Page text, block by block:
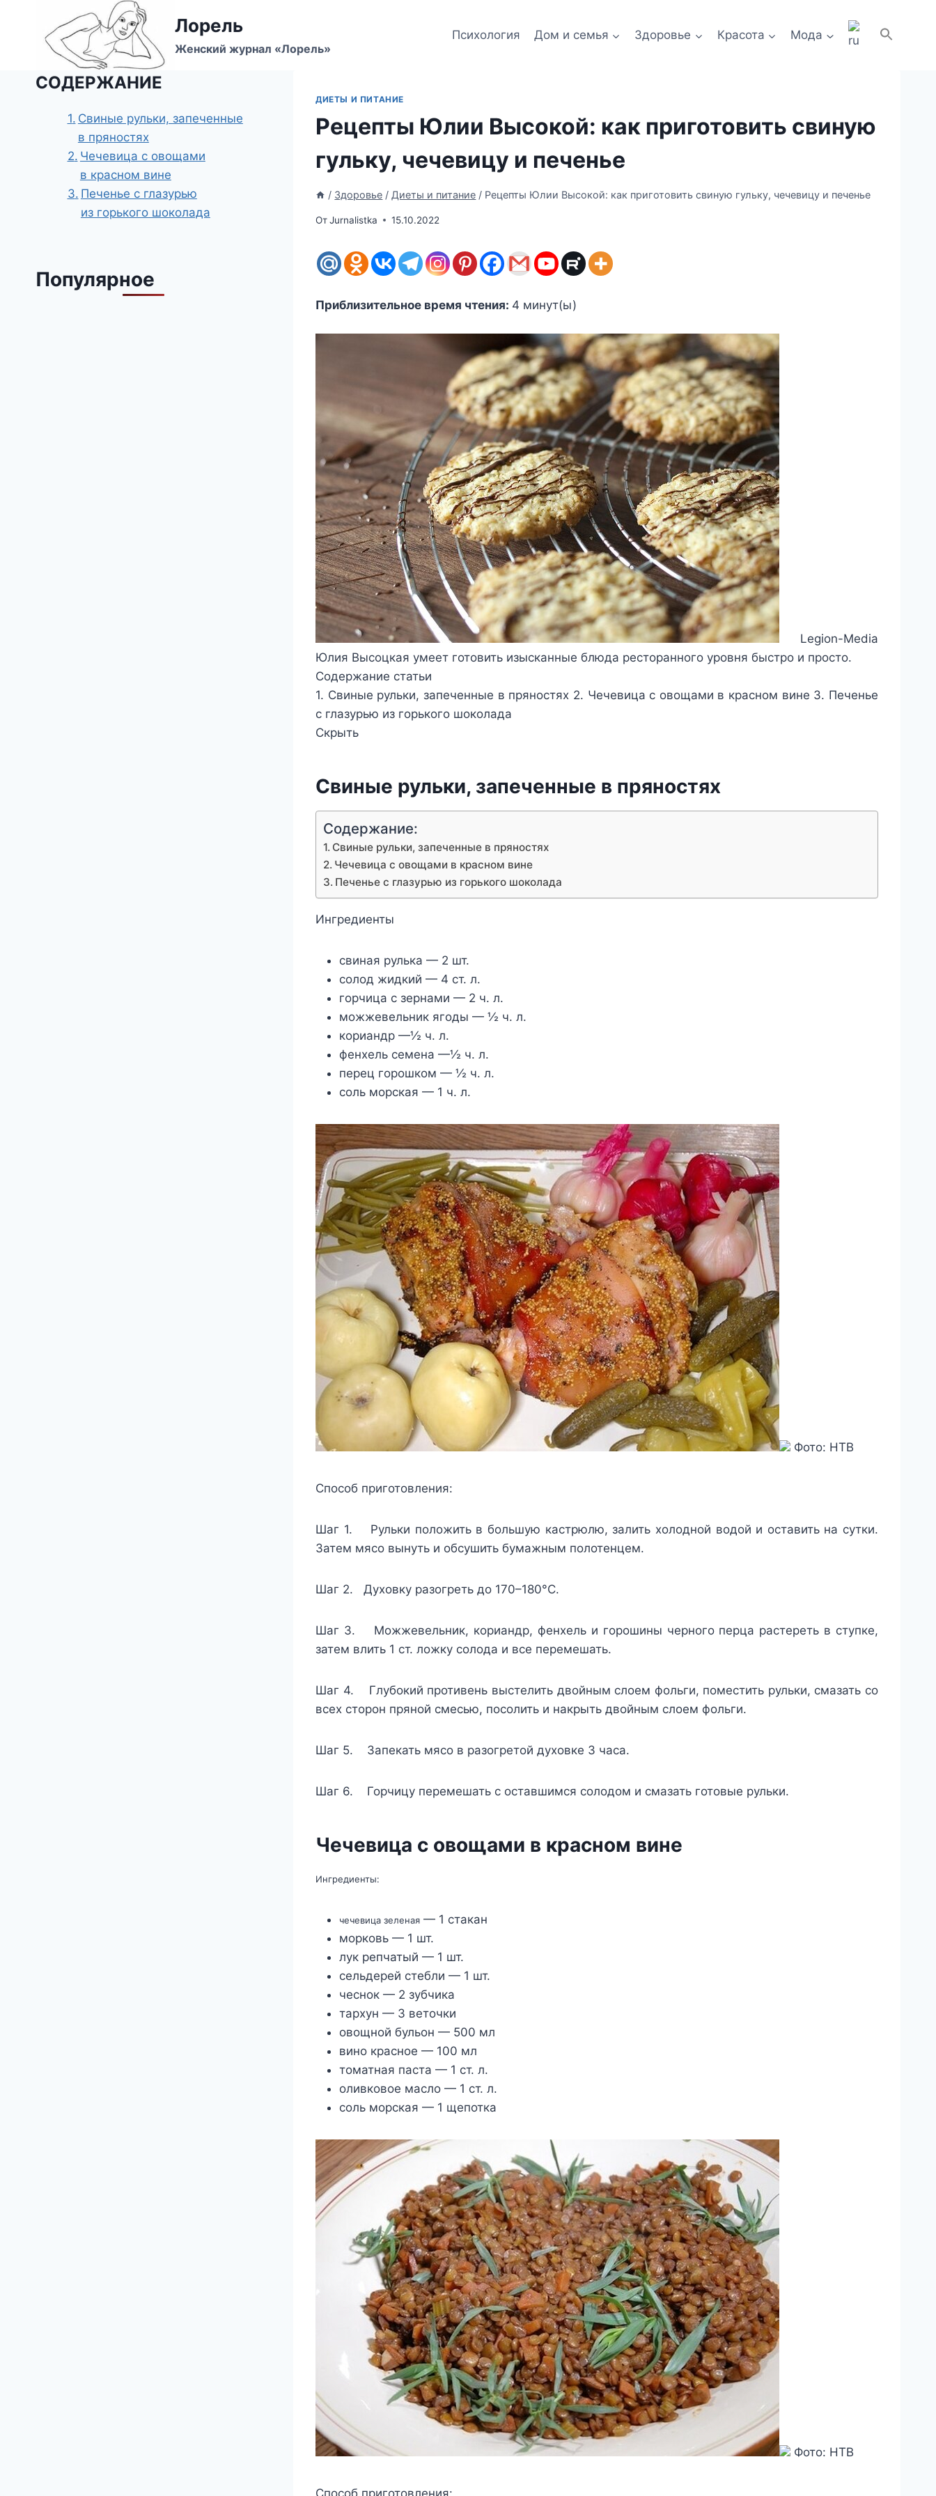
содержимому
Лорель
Женский журнал «Лорель»
Психология Дом и семья Здоровье Красота Мода
ДИЕТЫ И ПИТАНИЕ
Рецепты Юлии Высокой: как приготовить свиную
гульку, чечевицу и печенье
/ Здоровье / Диеты и питание / Рецепты Юлии Высокой: как приготовить свиную гульку, чечевицу и печенье
ОтJurnalistka 15.10.2022
Приблизительное время чтения: 4 минут(ы)
Legion-Media
Юлия Высоцкая умеет готовить изысканные блюда ресторанного уровня быстро и просто.
Содержание статьи
1. Свиные рульки, запеченные в пряностях 2. Чечевица с овощами в красном вине 3. Печенье
с глазурью из горького шоколада
Скрыть
Свиные рульки, запеченные в пряностях
Содержание:
Свиные рульки, запеченные в пряностях
Чечевица с овощами в красном вине
Печенье с глазурью из горького шоколада
Ингредиенты
свиная рулька — 2 шт.
солод жидкий — 4 ст. л.
горчица с зернами — 2 ч. л.
можжевельник ягоды — ½ ч. л.
кориандр —½ ч. л.
фенхель семена —½ ч. л.
перец горошком — ½ ч. л.
соль морская — 1 ч. л.
Фото: НТВ
Способ приготовления:
Шаг 1. Рульки положить в большую кастрюлю, залить холодной водой и оставить на сутки.
Затем мясо вынуть и обсушить бумажным полотенцем.
Шаг 2. Духовку разогреть до 170–180°С.
Шаг 3. Можжевельник, кориандр, фенхель и горошины черного перца растереть в ступке,
затем влить 1 ст. ложку солода и все перемешать.
Шаг 4. Глубокий противень выстелить двойным слоем фольги, поместить рульки, смазать со
всех сторон пряной смесью, посолить и накрыть двойным слоем фольги.
Шаг 5. Запекать мясо в разогретой духовке 3 часа.
Шаг 6. Горчицу перемешать с оставшимся солодом и смазать готовые рульки.
Чечевица с овощами в красном вине
Ингредиенты:
чечевица зеленая — 1 стакан
морковь — 1 шт.
лук репчатый — 1 шт.
сельдерей стебли — 1 шт.
чеснок — 2 зубчика
тархун — 3 веточки
овощной бульон — 500 мл
вино красное — 100 мл
томатная паста — 1 ст. л.
оливковое масло — 1 ст. л.
соль морская — 1 щепотка
Фото: НТВ
Способ приготовления:
СОДЕРЖАНИЕ
Свиные рульки, запеченные
в пряностях
Чечевица с овощами
в красном вине
Печенье с глазурью
из горького шоколада
Популярное